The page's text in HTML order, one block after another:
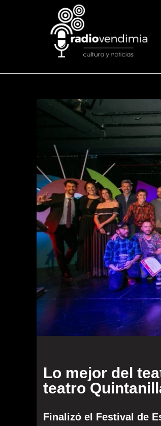
Lo mejor del
teatro
Finalizó el Festival de